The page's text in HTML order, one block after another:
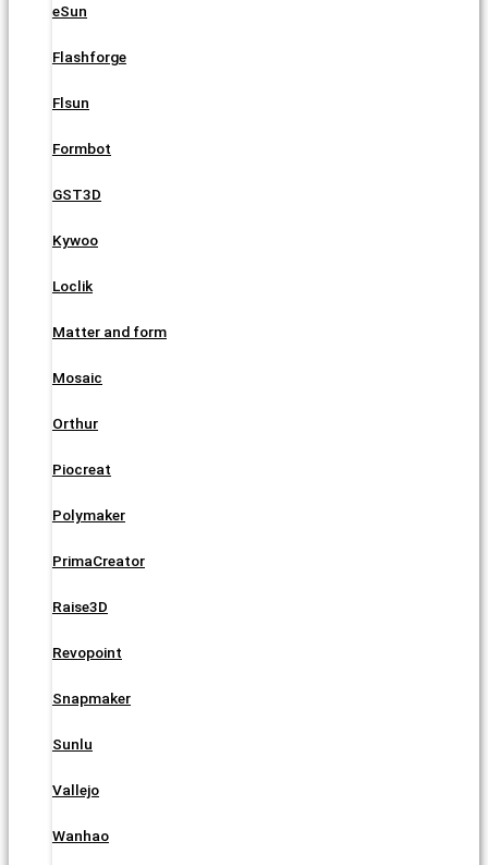
eSun
Flashforge
Flsun
Formbot
GST3D
Kywoo
Loclik
Matter and form
Mosaic
Orthur
Piocreat
Polymaker
PrimaCreator
Raise3D
Revopoint
Snapmaker
Sunlu
Vallejo
Wanhao